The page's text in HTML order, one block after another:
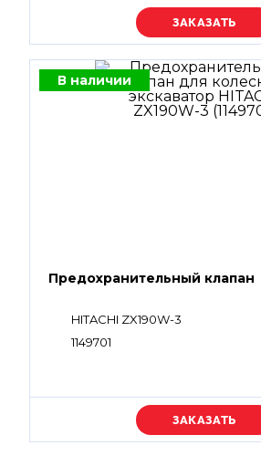
Уточняйте цену
В наличии
Предохранительный клапан
HITACHI ZX190W-3
1149701
Уточняйте цену